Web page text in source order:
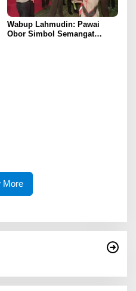
Wabup Lahmudin: Pawai
Obor Simbol Semangat
More